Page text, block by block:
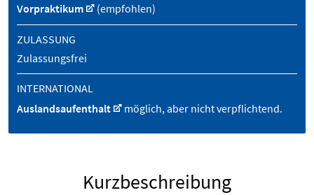
Vorpraktikum
(empfohlen)
ZULASSUNG
Zulassungsfrei
INTERNATIONAL
Auslandsaufenthalt
möglich, aber nicht verpflichtend.
Kurzbeschreibung